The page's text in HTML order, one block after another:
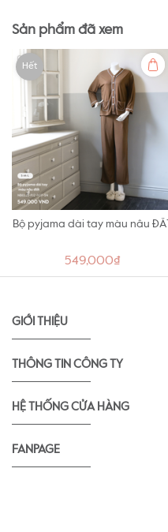
Sản phẩm đã xem
Hết
Bộ pyjama dài tay màu nâu ĐẤT
549,000₫
GIỚI THIỆU
THÔNG TIN CÔNG TY
HỆ THỐNG CỬA HÀNG
FANPAGE